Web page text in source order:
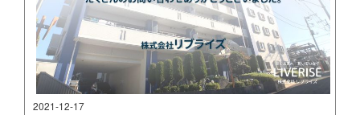
2021-12-17